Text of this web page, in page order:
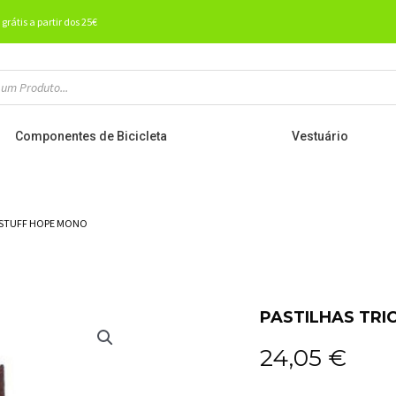
grátis a partir dos 25€
Componentes de Bicicleta Vestuário
HOPE MONO
PASTILHAS
24,05 €